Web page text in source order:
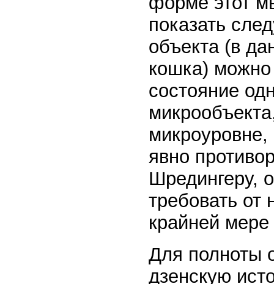
показать
объекта (в
кошка) можно
состояние
явно
Шредингеру,
требовать от
крайней
Для полноты
дзенскую